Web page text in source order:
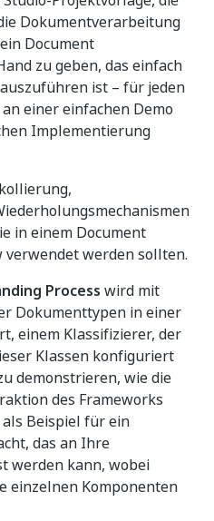
Dokumentverarbeitung
Document
zu geben, das einfach
ist – für jeden
einer einfachen Demo
Implementierung
in einem Document
werden sollten.
Process wird mit
Dokumenttypen in einer
einem Klassifizierer, der
Klassen konfiguriert
demonstrieren, wie die
des Frameworks
Beispiel für ein
das an Ihre
werden kann, wobei
einzelnen Komponenten